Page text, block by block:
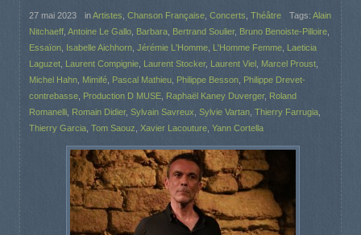
27 mai 2023 inArtistes Chanson Française Concerts Théâtre Tags: Alain
Nitchaeff Antoine Le Gallo Barbara Bertrand Soulier, Bruno Benoiste-Pilloire
Essaïon Isabelle Aichhorn Jérémie L'Homme L'Homme Femme Laeticia
Laguzet Laurent Compignie Laurent Stocker, Laurent Viel Marcel Proust
Michel Hahn Mimifé Pascal Mathieu Philippe Besson Philippe Drevet-
contrebasse Production D MUSE Raphaël Kaney Duverger, Roland
Romanelli Romain Didier, Sylvain Savreux Sylvie Vartan Thierry Farrugia
Thierry Garcia Tom Saouz Xavier Lacouture Yann Cortella